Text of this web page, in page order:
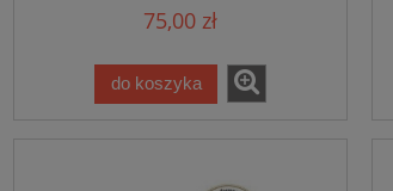
75,00 zł
do koszyka